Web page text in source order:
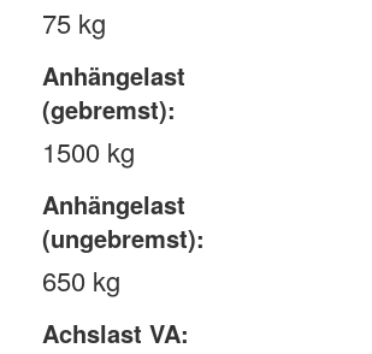
75 kg
Anhängelast
(gebremst):
1500 kg
Anhängelast
(ungebremst):
650 kg
Achslast VA: